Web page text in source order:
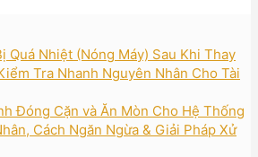
Quá Nhiệt (Nóng Máy) Sau Khi Thay
Tra Nhanh Nguyên Nhân Cho Tài
Đóng Cặn và Ăn Mòn Cho Hệ Thống
Cách Ngăn Ngừa & Giải Pháp Xử